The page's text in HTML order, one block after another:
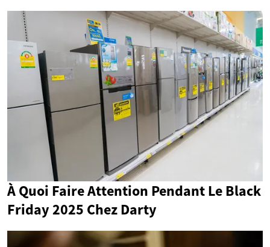
À Quoi Faire Attention Pendant Le Black
Friday 2025 Chez Darty